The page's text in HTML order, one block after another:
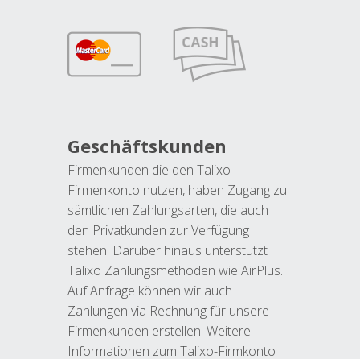
Geschäftskunden
Firmenkunden die den Talixo-
Firmenkonto nutzen, haben Zugang zu
sämtlichen Zahlungsarten, die auch
den Privatkunden zur Verfügung
stehen. Darüber hinaus unterstützt
Talixo Zahlungsmethoden wie AirPlus.
Auf Anfrage können wir auch
Zahlungen via Rechnung für unsere
Firmenkunden erstellen. Weitere
Informationen zum Talixo-Firmkonto